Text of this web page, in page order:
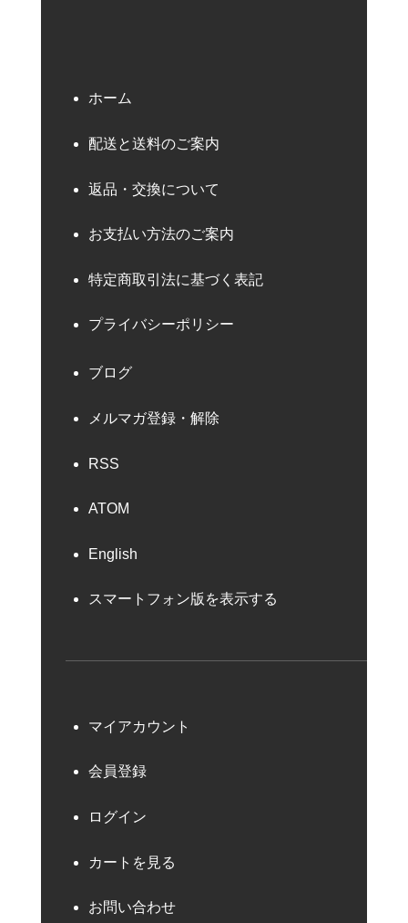
ホーム
配送と送料のご案内
返品・交換について
お支払い方法のご案内
特定商取引法に基づく表記
プライバシーポリシー
ブログ
メルマガ登録・解除
RSS
ATOM
English
スマートフォン版を表示する
マイアカウント
会員登録
ログイン
カートを見る
お問い合わせ